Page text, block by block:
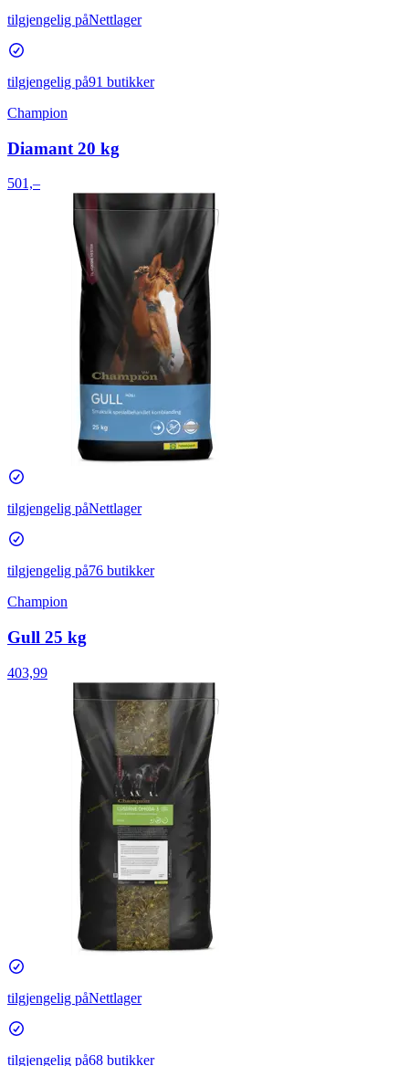
tilgjengelig påNettlager
tilgjengelig på91 butikker
Champion
Diamant 20 kg
501,–
tilgjengelig påNettlager
tilgjengelig på76 butikker
Champion
Gull 25 kg
403,99
tilgjengelig påNettlager
tilgjengelig på68 butikker